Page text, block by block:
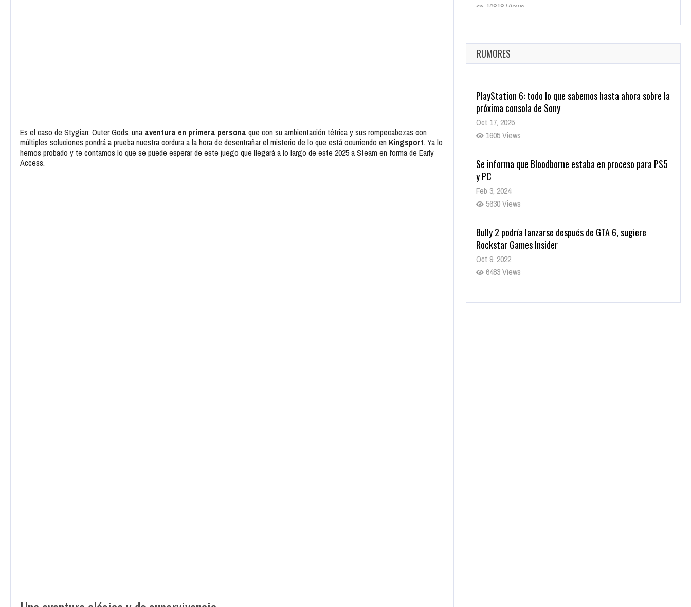
Es el caso de Stygian: Outer Gods, una aventura en primera persona que con su ambientación tétrica y sus rompecabezas con
múltiples soluciones pondrá a prueba nuestra cordura a la hora de desentrañar el misterio de lo que está ocurriendo en Kingsport. Ya lo
hemos probado y te contamos lo que se puede esperar de este juego que llegará a lo largo de este 2025 a Steam en forma de Early
Access.
10818 Views
La configuración de Call of Duty 2021 aparentemente
Ago 8, 2021
10003 Views
RUMORES
PlayStation 6: todo lo que sabemos hasta ahora sobre la
próxima consola de Sony
Oct 17, 2025
1605 Views
Se informa que Bloodborne estaba en proceso para PS5
y PC
Feb 3, 2024
5630 Views
Bully 2 podría lanzarse después de GTA 6, sugiere
Rockstar Games Insider
Oct 9, 2022
6483 Views
Rumor: Se filtran los primeros detalles de Resident Evil